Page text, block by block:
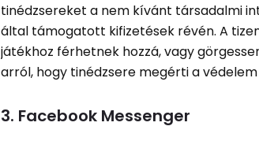
tinédzsereket a nem kívánt társadalmi
által támogatott kifizetések révén. A
játékhoz férhetnek hozzá, vagy
arról, hogy tinédzsere megérti a
3. Facebook Messenger